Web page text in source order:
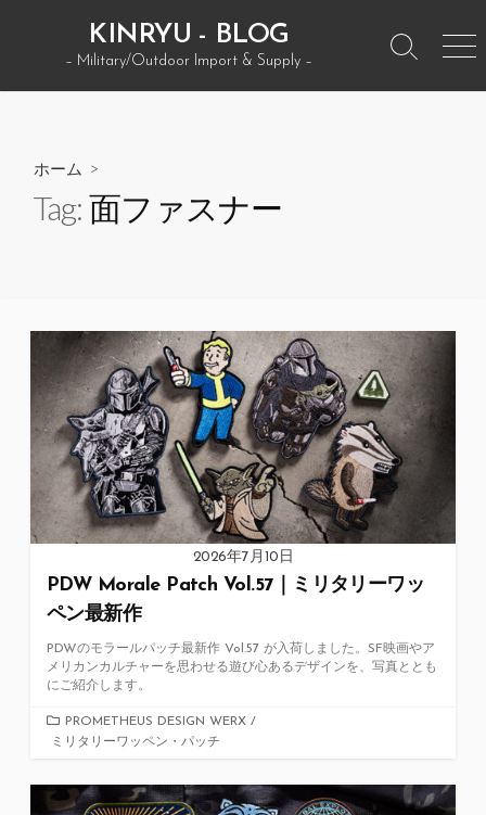
ン
KINRYU - BLOG
– Military/Outdoor Import & Supply –
検
メ
ホーム >
Tag:面ファスナー
2026年7月10日
PDW Morale Patch Vol.57｜ミリタリーワッ
ペン最新作
PDWのモラールパッチ最新作 Vol.57 が入荷しました。SF映画やア
メリカンカルチャーを思わせる遊び心あるデザインを、写真ととも
にご紹介します。
カ
テ
リ
ー
PROMETHEUS DESIGN WERX /
ミリタリーワッペン・パッチ